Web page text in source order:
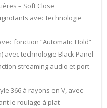
– Soft Close
avec technologie
fonction “Automatic Hold”
avec technologie Black Panel
streaming audio et port
366 à rayons en V, avec
le roulage à plat